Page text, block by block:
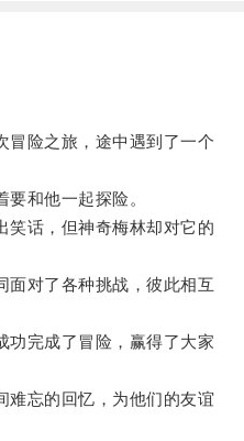
险之旅，途中遇到了一个
和他一起探险。
话，但神奇梅林却对它的
对了各种挑战，彼此相互
完成了冒险，赢得了大家
忘的回忆，为他们的友谊